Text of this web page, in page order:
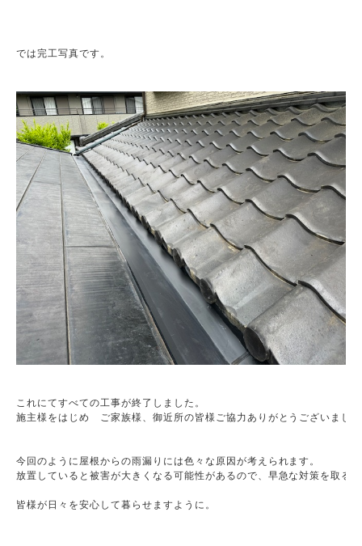
では完工写真です。
これにてすべての工事が終了しました。
施主様をはじめ　ご家族様、御近所の皆様ご協力ありがとうございまし
今回のように屋根からの雨漏りには色々な原因が考えられます。
放置していると被害が大きくなる可能性があるので、早急な対策を取る
皆様が日々を安心して暮らせますように。